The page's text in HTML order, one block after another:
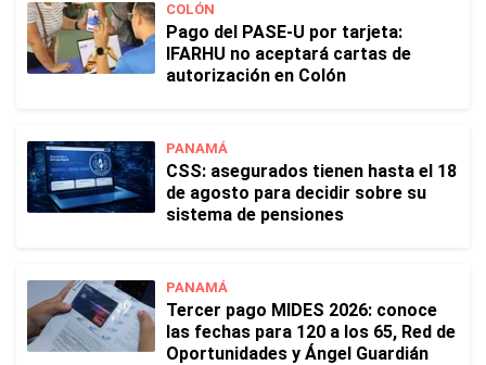
COLÓN
Pago del PASE-U por tarjeta:
IFARHU no aceptará cartas de
autorización en Colón
PANAMÁ
CSS: asegurados tienen hasta el 18
de agosto para decidir sobre su
sistema de pensiones
PANAMÁ
Tercer pago MIDES 2026: conoce
las fechas para 120 a los 65, Red de
Oportunidades y Ángel Guardián